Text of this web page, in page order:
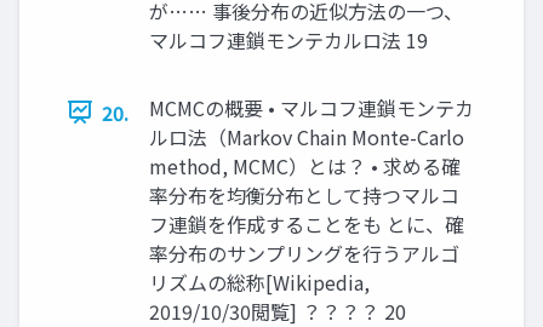
が…… 事後分布の近似方法の一つ、
マルコフ連鎖モンテカルロ法 19
20.
MCMCの概要 • マルコフ連鎖モンテカ
ルロ法（Markov Chain Monte-Carlo
method, MCMC）とは？ • 求める確
率分布を均衡分布として持つマルコ
フ連鎖を作成することをも とに、確
率分布のサンプリングを行うアルゴ
リズムの総称[Wikipedia,
2019/10/30閲覧] ？？？？ 20